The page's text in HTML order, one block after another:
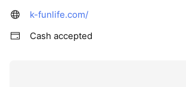
k-funlife.com/
Cash accepted